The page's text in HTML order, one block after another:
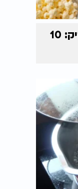
נראים בריאים אבל עלולים להזיק: 10